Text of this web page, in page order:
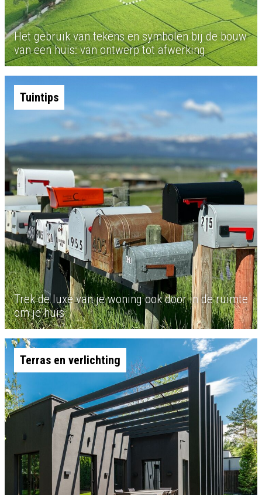
Het gebruik van tekens en symbolen bij de bouw
van een huis: van ontwerp tot afwerking
Tuintips
Trek de luxe van je woning ook door in de ruimte
om je huis
Terras en verlichting